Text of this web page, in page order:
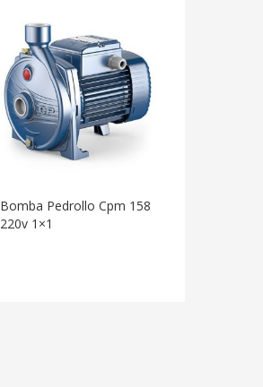
Bomba Pedrollo Cpm 158
220v 1×1